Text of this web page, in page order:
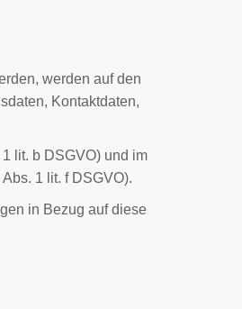
werden auf den
Kontaktdaten,
lit. b DSGVO) und im
1 lit. f DSGVO).
in Bezug auf diese